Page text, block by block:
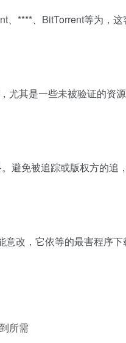
****、BitTorrent等为，
其是一些未被验证的资
免被追踪或版权方的追
改，它依等的最害程序
所需